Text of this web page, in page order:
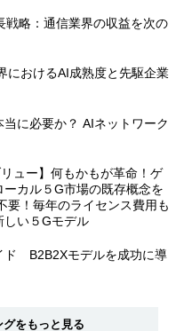
戦略：通信業界の収益を次の
におけるAI成熟度と先駆企業
に必要か？ AIネットワーク
ュー】何もかもが革命！ゲ
カル５G市場の既存概念を
要！毎年のライセンス費用も
い５Gモデル
ド B2B2Xモデルを成功に導
をもっと見る